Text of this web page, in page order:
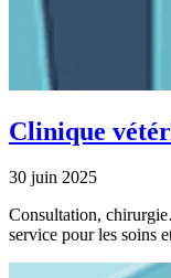
Clinique
30 juin 2025
Consultation,
service pour les soins